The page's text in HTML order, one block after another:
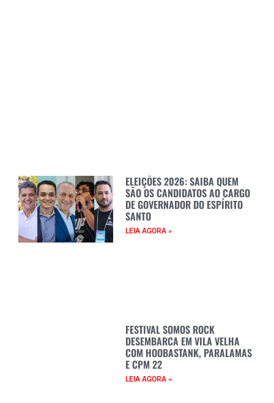
ELEIÇÕES 2026: SAIBA QUEM
SÃO OS CANDIDATOS AO CARGO
DE GOVERNADOR DO ESPÍRITO
SANTO
LEIA AGORA »
FESTIVAL SOMOS ROCK
DESEMBARCA EM VILA VELHA
COM HOOBASTANK, PARALAMAS
E CPM 22
LEIA AGORA »